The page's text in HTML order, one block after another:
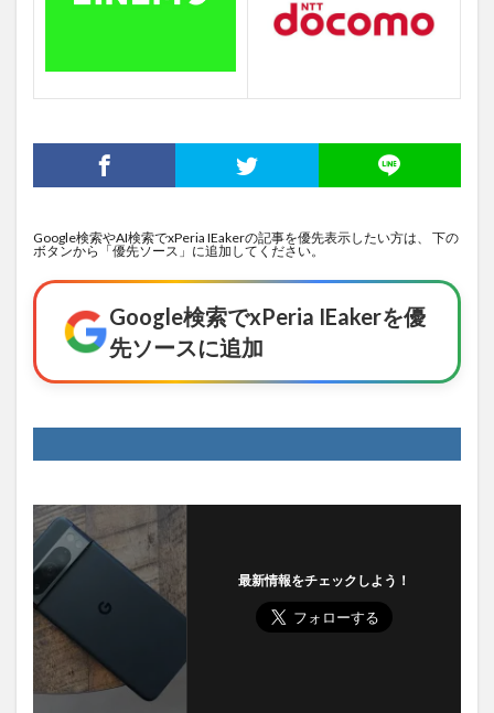
Google検索やAI検索でxPeria IEakerの記事を優先表示したい方は、 下の
ボタンから「優先ソース」に追加してください。
Google検索でxPeria IEakerを優
先ソースに追加
最新情報をチェックしよう！